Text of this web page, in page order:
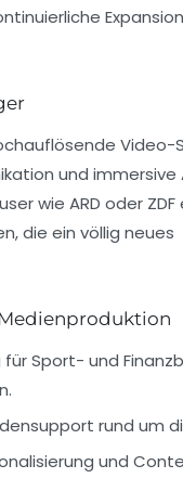
Video-
und immersive
wie ARD oder
die ein völlig neues
Sport- und
rund um
und